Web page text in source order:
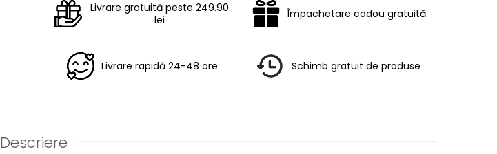
Livrare gratuită peste 249.90
lei
Împachetare cadou gratuită
Livrare rapidă 24-48 ore Schimb gratuit de produse
Descriere